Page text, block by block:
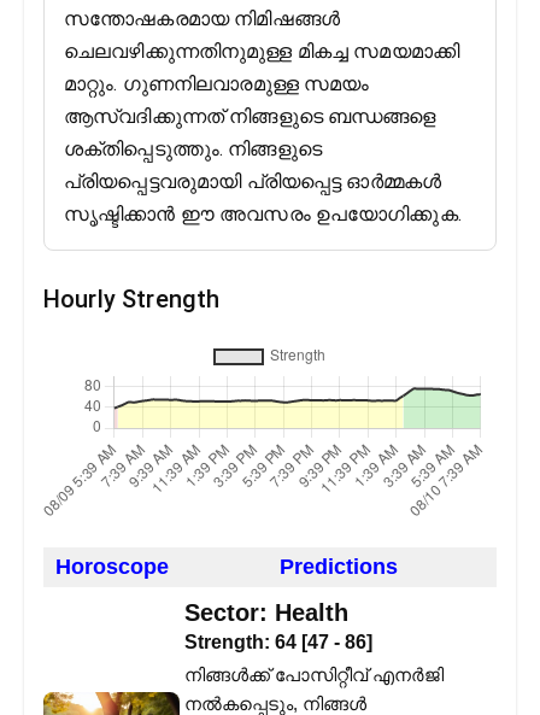
സന്തോഷകരമായ നിമിഷങ്ങൾ
ചെലവഴിക്കുന്നതിനുമുള്ള മികച്ച സമയമാക്കി
മാറ്റും. ഗുണനിലവാരമുള്ള സമയം
ആസ്വദിക്കുന്നത് നിങ്ങളുടെ ബന്ധങ്ങളെ
ശക്തിപ്പെടുത്തും. നിങ്ങളുടെ
പ്രിയപ്പെട്ടവരുമായി പ്രിയപ്പെട്ട ഓർമ്മകൾ
സൃഷ്ടിക്കാൻ ഈ അവസരം ഉപയോഗിക്കുക.
Hourly Strength
Horoscope Predictions
Sector: Health
Strength: 64 [47 - 86]
നിങ്ങൾക്ക് പോസിറ്റീവ് എനർജി
നൽകപ്പെടും, നിങ്ങൾ